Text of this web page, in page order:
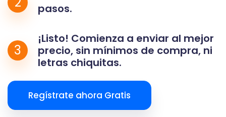
pasos.
3
¡Listo! Comienza a enviar al mejor
precio, sin mínimos de compra, ni
letras chiquitas.
Regístrate ahora Gratis